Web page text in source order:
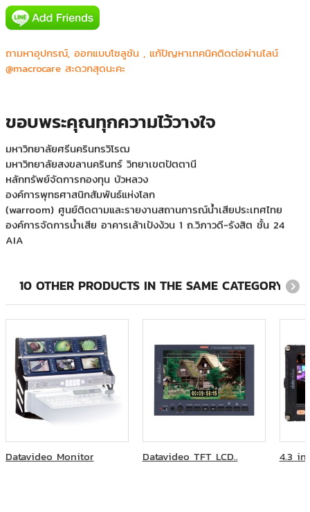
ถามหาอุปกรณ์, ออกแบบโซลูชัน , แก้ปัญหาเทคนิคติดต่อผ่านไลน์
@macrocare สะดวกสุดนะคะ
ขอบพระคุณทุกความไว้วางใจ
Colosseum-เกษตร นวมินทร์
คณะเทคโนโลยีการเกษตร สถาบันพระจอมเกล้าเจ้าคุณทหารลาดกระบัง
ทำเนียบรัฐบาล
บริษัท ออนดีมานด์ เอ็ดดูเคชั่น จำกัด
มหาวิทยาลัยธุรกิจบัณฑิต
คณะทันตแพทยศาสตร์ มหาวิทยาลัยมหิดล
มหาวิทยาลัยศรีนครินทรวิโรฒ
มหาวิทยาลัยสงขลานครินทร์ วิทยาเขตปัตตานี
หลักทรัพย์จัดการกองทุน บัวหลวง
องค์การพุทธศาสนิกสัมพันธ์แห่งโลก
(warroom) ศูนย์ติดตามและรายงานสถานการณ์น้ำเสียประเทศไทย
องค์การจัดการน้ำเสีย อาคารเล้าเป้งง้วน 1 ถ.วิภาวดี-รังสิต ชั้น 24
AIA
AIA ส่วนงานเทรนนิ่ง เขตสาทร
Food academy
GMM
GMM Channel
GMM Grammy
Homepro
IA Financial Group
IHG Hotels & Resorts | Bangkok
Intenlink / Lenso / Synnex
InterContinental Bangkok Hotel
Lotus Express
OnDemand
10 OTHER PRODUCTS IN THE SAME CATEGORY:
Datavideo Monitor Datavideo TFT LCD.. 4.3